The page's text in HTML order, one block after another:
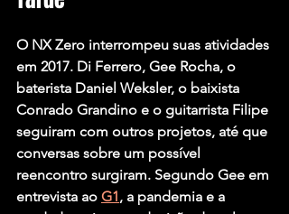
O NX Zero interrompeu suas atividades
em 2017. Di Ferrero, Gee Rocha, o
baterista Daniel Weksler, o baixista
Conrado Grandino e o guitarrista Filipe
seguiram com outros projetos, até que
conversas sobre um possível
reencontro surgiram. Segundo Gee em
entrevista ao G1, a pandemia e a